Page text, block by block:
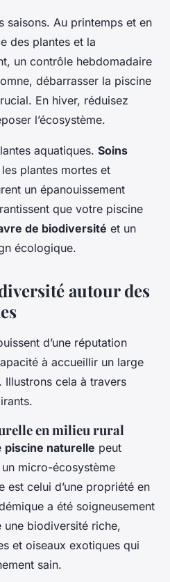
saisons. Au printemps et en
des plantes et la
un contrôle hebdomadaire
débarrasser la piscine
En hiver, réduisez
l’écosystème.
aquatiques. Soins
plantes mortes et
un épanouissement
que votre piscine
de biodiversité et un
écologique.
autour des
d’une réputation
à accueillir un large
. Illustrons cela à travers
en milieu rural
piscine naturelle peut
micro-écosystème
est celui d’une propriété en
a été soigneusement
une biodiversité riche,
et oiseaux exotiques qui
sain.